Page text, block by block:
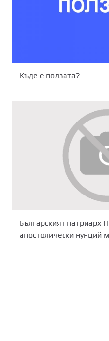
Къде е ползата?
Българският патриарх
апостолически нунций